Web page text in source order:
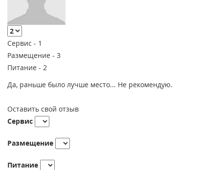
Сервис - 1
Размещение - 3
Питание - 2
Да, раньше было лучше место... Не рекомендую.
Оставить свой отзыв
Сервис
Размещение
Питание